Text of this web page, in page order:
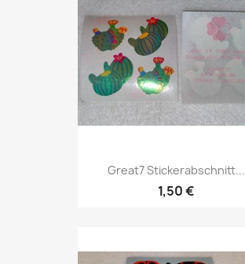
Great7 Stickerabschnitt...
1,50 €